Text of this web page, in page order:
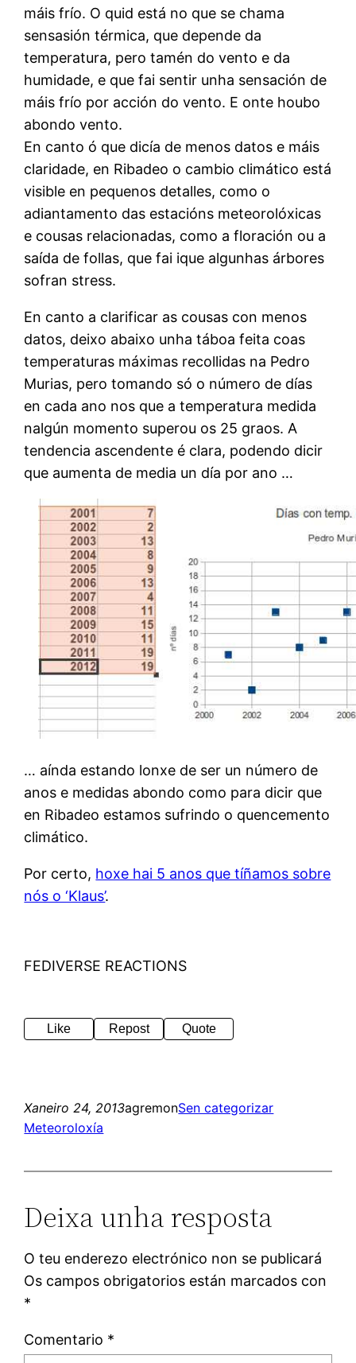
máis frío. O quid está no que se chama
sensasión térmica, que depende da
temperatura, pero tamén do vento e da
humidade, e que fai sentir unha sensación de
máis frío por acción do vento. E onte houbo
abondo vento.
En canto ó que dicía de menos datos e máis
claridade, en Ribadeo o cambio climático está
visible en pequenos detalles, como o
adiantamento das estacións meteorolóxicas
e cousas relacionadas, como a floración ou a
saída de follas, que fai ique algunhas árbores
sofran stress.
En canto a clarificar as cousas con menos
datos, deixo abaixo unha táboa feita coas
temperaturas máximas recollidas na Pedro
Murias, pero tomando só o número de días
en cada ano nos que a temperatura medida
nalgún momento superou os 25 graos. A
tendencia ascendente é clara, podendo dicir
que aumenta de media un día por ano …
… aínda estando lonxe de ser un número de
anos e medidas abondo como para dicir que
en Ribadeo estamos sufrindo o quencemento
climático.
Por certo, hoxe hai 5 anos que tíñamos sobre
nós o ‘Klaus’.
FEDIVERSE REACTIONS
Like Repost Quote
Xaneiro 24, 2013agremonSen categorizar
Meteoroloxía
Deixa unha resposta
O teu enderezo electrónico non se publicará
Os campos obrigatorios están marcados con
*
Comentario *